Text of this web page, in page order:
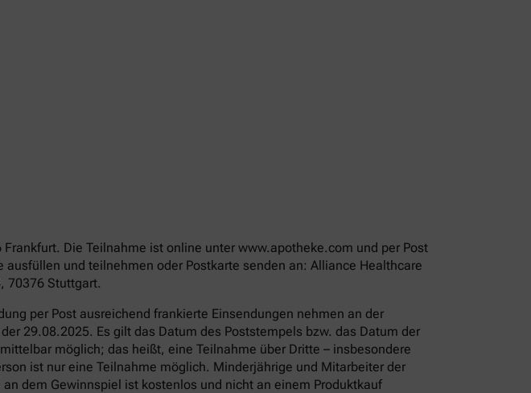
Die Teilnahme ist online unter www.apotheke.com und per Post
und teilnehmen oder Postkarte senden an: Alliance Healthcare
70376 Stuttgart.
per Post ausreichend frankierte Einsendungen nehmen an der
29.08.2025. Es gilt das Datum des Poststempels bzw. das Datum der
möglich; das heißt, eine Teilnahme über Dritte – insbesondere
ist nur eine Teilnahme möglich. Minderjährige und Mitarbeiter der
dem Gewinnspiel ist kostenlos und nicht an einem Produktkauf